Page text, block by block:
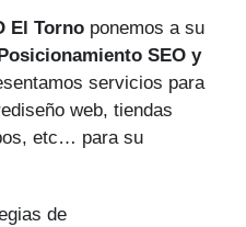
El Torno ponemos a su
SEO y
servicios para
web, tiendas
etc… para su
de